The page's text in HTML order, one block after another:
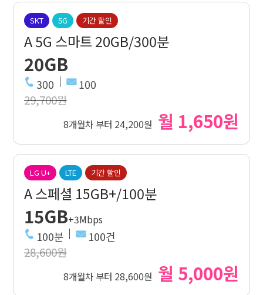
SKT 5G 기간 할인
A 5G 스마트 20GB/300분
20GB
300 100
29,700원
8개월차 부터 24,200원 월 1,650원
LG U+ LTE 기간 할인
A 스페셜 15GB+/100분
15GB+3Mbps
100분 100건
28,600원
8개월차 부터 28,600원 월 5,000원